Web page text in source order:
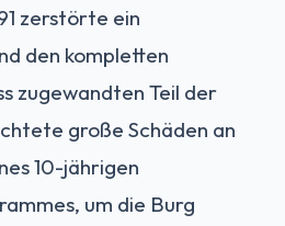
zerstörte ein
den kompletten
zugewandten Teil der
große Schäden an
10-jährigen
um die Burg